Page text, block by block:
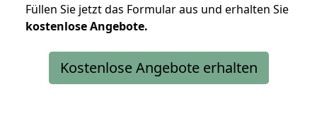
Füllen Sie jetzt das Formular aus und erhalten Sie
kostenloseAngebote.
Kostenlose Angebote erhalten